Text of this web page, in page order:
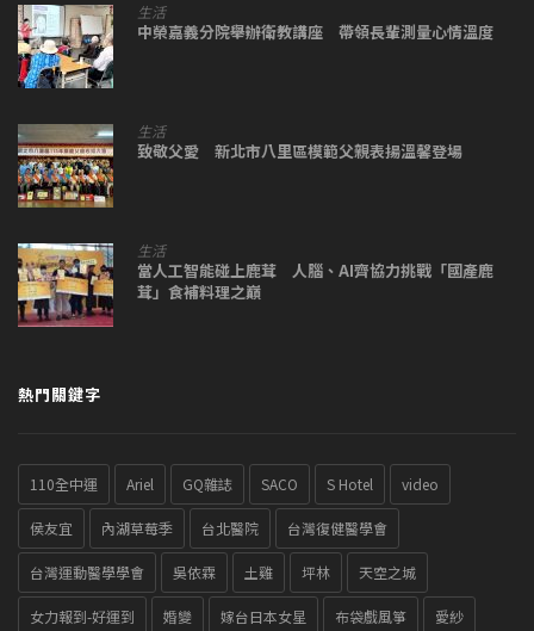
生活
中榮嘉義分院舉辦衛教講座 帶領長輩測量心情溫度
生活
致敬父愛 新北市八里區模範父親表揚溫馨登場
生活
當人工智能碰上鹿茸 人腦、AI齊協力挑戰「國產鹿
茸」食補料理之巔
熱門關鍵字
110全中運 Ariel GQ雜誌 SACO S Hotel video
侯友宜 內湖草莓季 台北醫院 台灣復健醫學會
台灣運動醫學學會 吳依霖 土雞 坪林 天空之城
女力報到-好運到 婚變 嫁台日本女星 布袋戲風箏 愛紗